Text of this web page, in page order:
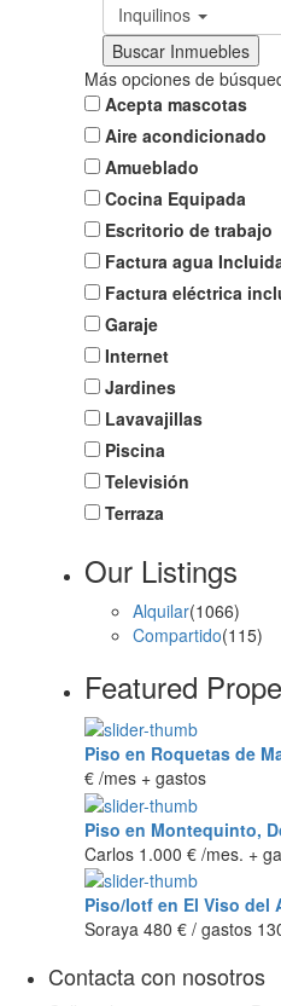
Inquilinos
Más opciones de
Acepta mascotas
Aire acondicionado
Amueblado
Cocina Equipada
Escritorio de trabajo
Factura agua
Factura eléctrica
Garaje
Internet
Jardines
Lavavajillas
Piscina
Televisión
Terraza
Our Listings
Alquilar(1066)
Compartido(115)
Featured
Piso en Roquetas de
€ /mes + gastos
Piso en Montequinto,
Carlos 1.000 € /mes. +
Piso/lotf en El Viso del
Soraya 480 € / gastos
Contacta con nosotros